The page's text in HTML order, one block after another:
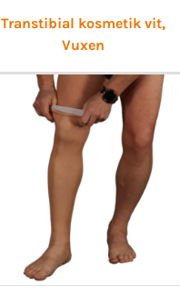
Transtibial kosmetik vit,
Vuxen